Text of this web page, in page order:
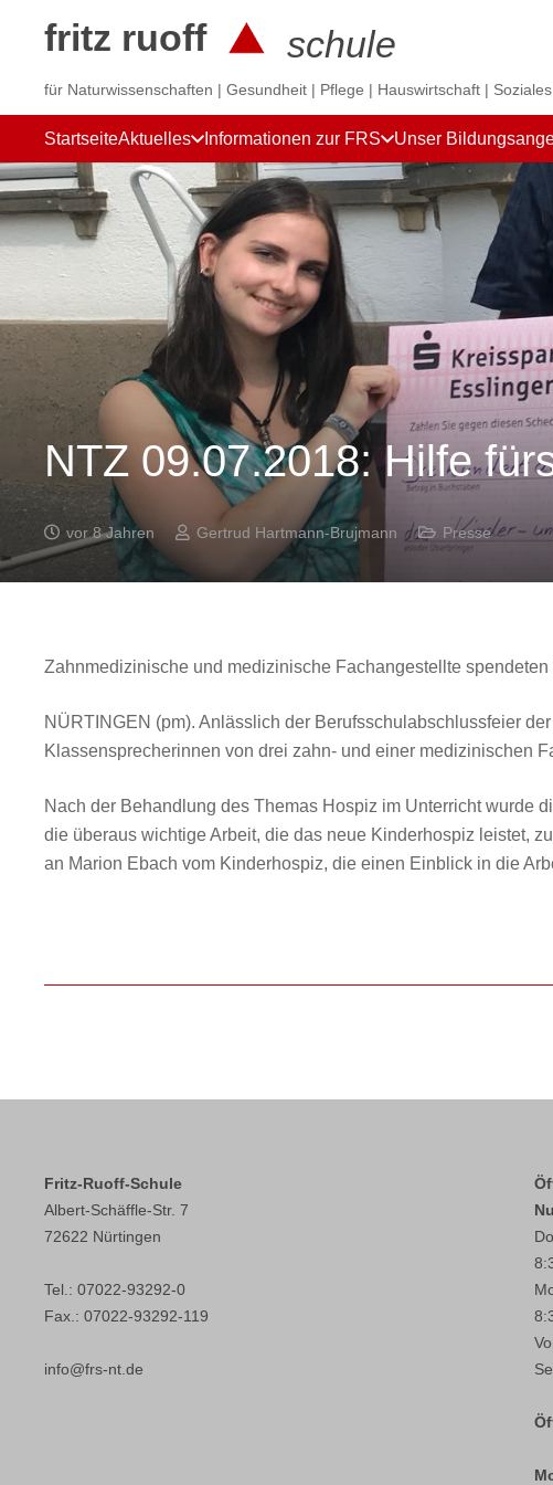
fritz ruoff schule
für Naturwissenschaften | Gesundheit | Pflege | Hauswirtschaft | Soziales
StartseiteAktuelles Informationen zur FRS Unser
NTZ 09.07.2018: Hilfe
vor 8 Jahren Gertrud Hartmann-Brujmann Presse
Zahnmedizinische und medizinische Fachangestellte spendeten
NÜRTINGEN (pm). Anlässlich der Berufsschulabschlussfeier
Klassensprecherinnen von drei zahn- und einer medizinischen
Nach der Behandlung des Themas Hospiz im Unterricht wurde
die überaus wichtige Arbeit, die das neue Kinderhospiz leistet,
an Marion Ebach vom Kinderhospiz, die einen Einblick in die
Fritz-Ruoff-Schule
Albert-Schäffle-Str. 7
72622 Nürtingen
Tel.: 07022-93292-0
Fax.: 07022-93292-119
info@frs-nt.de